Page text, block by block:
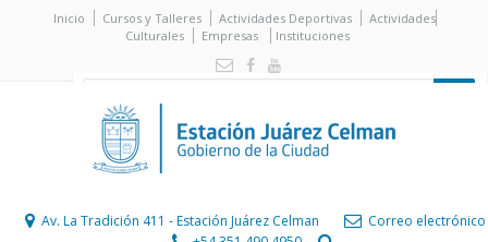
Inicio Cursos y Talleres Actividades Deportivas
Actividades
Culturales
Empresas Instituciones
Av. La Tradición 411 - Estación Juárez Celman
Correo electrónico